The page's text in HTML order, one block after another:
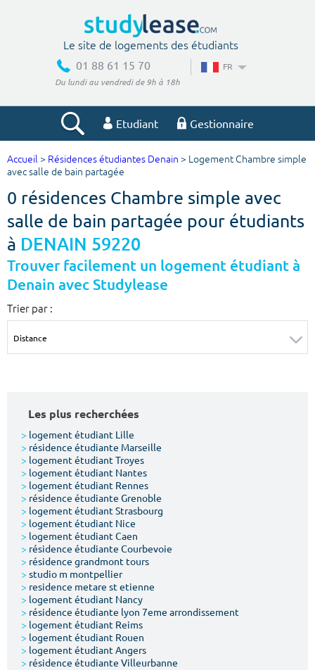
Le site de logements des étudiants
01 88 61 15 70
Du lundi au vendredi de 9h à 18h
FR
Etudiant Gestionnaire
Votre recherche
Ville, école
Budget min
€
Budget max
m² m²
Votre date d'entrée
Chercher
Accueil > Résidences étudiantes Denain > Logement Chambre simple
avec salle de bain partagée
0 résidences Chambre simple avec
salle de bain partagée pour étudiants
à DENAIN 59220
Trouver facilement un logement étudiant à
Denain avec Studylease
Trier par :
Les plus recherchées
> logement étudiant Lille
> résidence étudiante Marseille
> logement étudiant Troyes
> logement étudiant Nantes
> logement étudiant Rennes
> résidence étudiante Grenoble
> logement étudiant Strasbourg
> logement étudiant Nice
> logement étudiant Caen
> résidence étudiante Courbevoie
> résidence grandmont tours
> studio m montpellier
> residence metare st etienne
> logement étudiant Nancy
> résidence étudiante lyon 7eme arrondissement
> logement étudiant Reims
> logement étudiant Rouen
> logement étudiant Angers
> résidence étudiante Villeurbanne